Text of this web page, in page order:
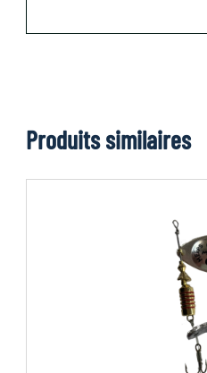
Produits similaires